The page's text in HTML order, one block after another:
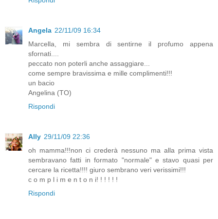
Angela 22/11/09 16:34
Marcella, mi sembra di sentirne il profumo appena
sfornati....
peccato non poterli anche assaggiare...
come sempre bravissima e mille complimenti!!!
un bacio
Angelina (TO)
Rispondi
Ally 29/11/09 22:36
oh mamma!!!non ci crederà nessuno ma alla prima vista
sembravano fatti in formato "normale" e stavo quasi per
cercare la ricetta!!!! giuro sembrano veri verissimi!!!
c o m p l i m e n t o n i! ! ! ! ! !
Rispondi